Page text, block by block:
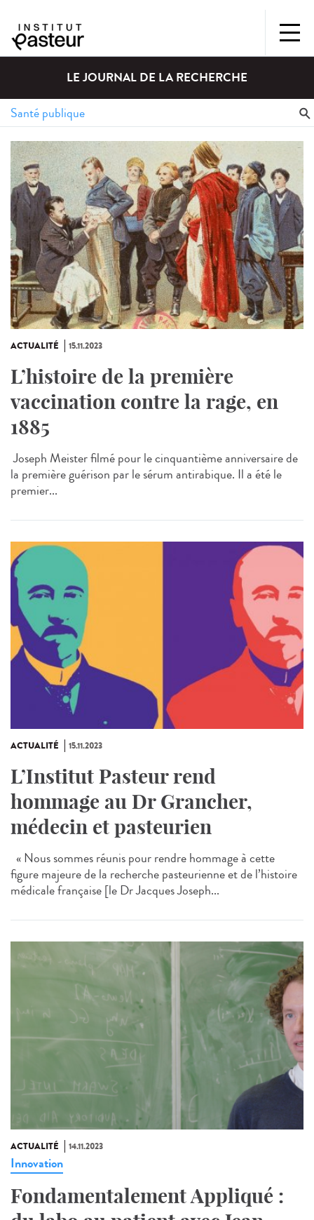
LE JOURNAL DE LA RECHERCHE
ACTUALITÉ 15.11.2023
L’histoire de la première
vaccination contre la rage, en
1885
Joseph Meister filmé pour le cinquantième anniversaire de
la première guérison par le sérum antirabique. Il a été le
premier...
ACTUALITÉ 15.11.2023
L’Institut Pasteur rend
hommage au Dr Grancher,
médecin et pasteurien
« Nous sommes réunis pour rendre hommage à cette
figure majeure de la recherche pasteurienne et de l’histoire
médicale française [le Dr Jacques Joseph...
ACTUALITÉ 14.11.2023
Innovation
Fondamentalement Appliqué :